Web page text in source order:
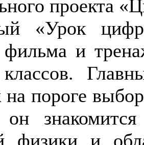
проекта
«Урок
фильма и
пороге
физики и